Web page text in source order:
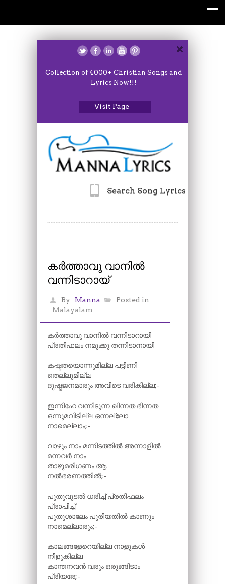
Collection of 4000+ Christian Songs and
Lyrics Now!!!
Visit Page
Search Song Lyrics
കർത്താവു വാനിൽ
വന്നിടാറായ്
By Manna
Posted in
Malayalam
കർത്താവു വാനിൽ വന്നിടാറായി
പ്രതിഫലം നമുക്കു തന്നിടാനായി
കഷ്ടതയൊന്നുമില്ല പട്ടിണി
തെല്ലുമില്ല
ദുഷ്ടജനമാരും അവിടെ വരികില്ല;-
ഇന്നിഹേ വന്നിടുന്ന ഖിന്നത ഭിന്നത
ഒന്നുമവിടില്ല ഒന്നല്ലോ
നാമെല്ലാം;-
വാഴും നാം മന്നിടത്തിൽ അന്നാളിൽ
മന്നവർ നാം
താഴുമരിഗണം ആ
നൽഭരണത്തിൽ;-
പുതുവുടൽ ധരിച്ച് പ്രതിഫലം
പ്രാപിച്ച്
പുതുശാലേം പുരിയതിൽ കാണും
നാമെല്ലാരും;-
കാലങ്ങളേറെയില്ല നാളുകൾ
നീളുകില്ല
കാന്തനവൻ വരും ഒരുങ്ങിടാം
പ്രിയരേ;-